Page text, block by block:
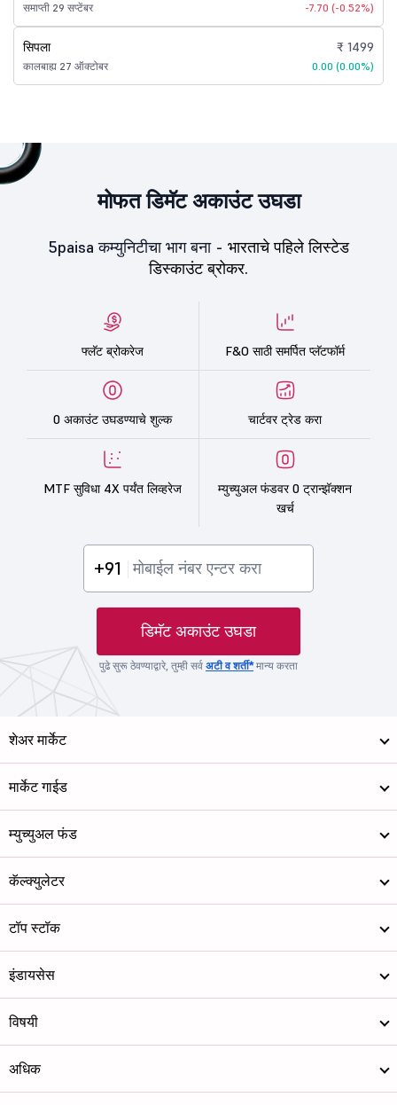
समाप्ती 29 सप्टेंबर -7.70 (-0.52%)
सिपला
कालबाह्य 27 ऑक्टोबर
₹ 1499
0.00 (0.00%)
मोफत डिमॅट अकाउंट उघडा
5paisa कम्युनिटीचा भाग बना - भारताचे पहिले लिस्टेड
डिस्काउंट ब्रोकर.
फ्लॅट ब्रोकरेज F&O साठी समर्पित प्लॅटफॉर्म
0 अकाउंट उघडण्याचे शुल्क चार्टवर ट्रेड करा
MTF सुविधा 4X पर्यंत लिव्हरेज
म्युच्युअल फंडवर 0 ट्रान्झॅक्शन
खर्च
+91
डिमॅट अकाउंट उघडा
पुढे सुरू ठेवण्याद्वारे, तुम्ही सर्व अटी व शर्ती*मान्य करता
शेअर मार्केट
मार्केट गाईड
म्युच्युअल फंड
कॅल्क्युलेटर
टॉप स्टॉक
इंडायसेस
विषयी
अधिक